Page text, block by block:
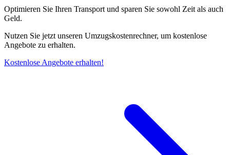
Optimieren Sie Ihren Transport und sparen Sie sowohl Zeit als auch
Geld.
Nutzen Sie jetzt unseren Umzugskostenrechner, um kostenlose
Angebote zu erhalten.
Kostenlose Angebote erhalten!